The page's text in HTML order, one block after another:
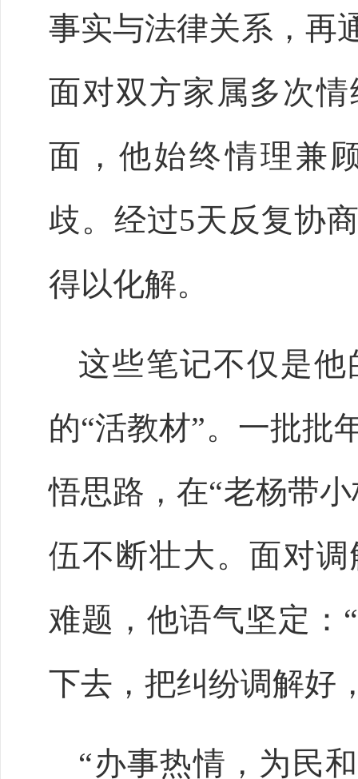
事实与法律关系，再
面对双方家属多次
面，他始终情理兼
歧。经过5天反复协
得以化解。
这些笔记不仅是
的“活教材”。一批批
悟思路，在“老杨带
伍不断壮大。面对
难题，他语气坚定：
下去，把纠纷调解好
“办事热情，为民